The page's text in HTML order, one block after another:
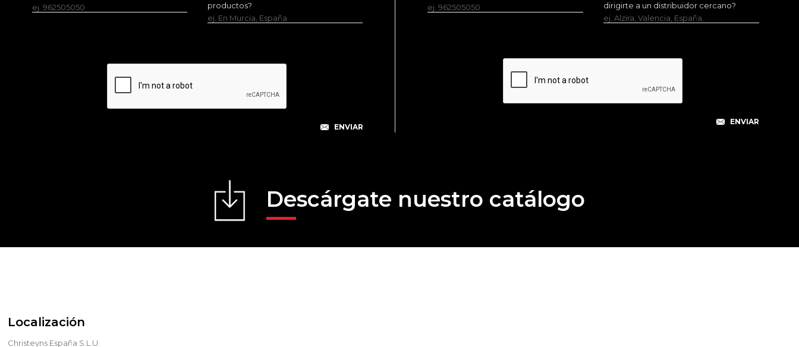
ej. 962505050
productos?
ej. En Murcia, España
ej. 962505050
dirigirte a un distribuidor cercano?
ej. Alzira, Valencia, España.
Descárgate nuestro catálogo
Localización
Christeyns España S.L.U.